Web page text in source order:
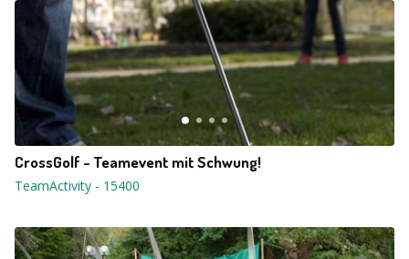
CrossGolf - Teamevent mit Schwung!
TeamActivity - 15400